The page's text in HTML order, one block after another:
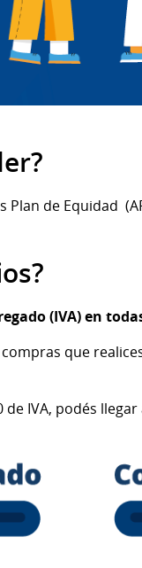
de Equidad
(IVA) en
que
IVA, podés